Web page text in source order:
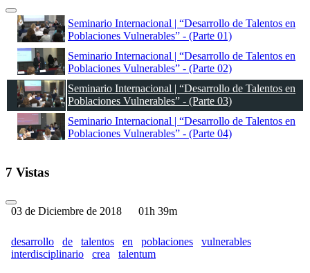
Seminario Internacional | “Desarrollo de Talentos en
Poblaciones Vulnerables” - (Parte 01)
Seminario Internacional | “Desarrollo de Talentos en
Poblaciones Vulnerables” - (Parte 02)
Seminario Internacional | “Desarrollo de Talentos en
Poblaciones Vulnerables” - (Parte 03)
Seminario Internacional | “Desarrollo de Talentos en
Poblaciones Vulnerables” - (Parte 04)
7 Vistas
03 de Diciembre de 2018 01h 39m
desarrollo de talentos en poblaciones
vulnerables
interdisciplinario
crea talentum